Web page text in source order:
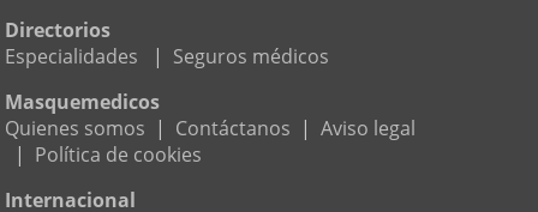
Directorios
Especialidades
| Seguros médicos
Masquemedicos
Quienes somos | Contáctanos | Aviso legal
| Política de cookies
Internacional